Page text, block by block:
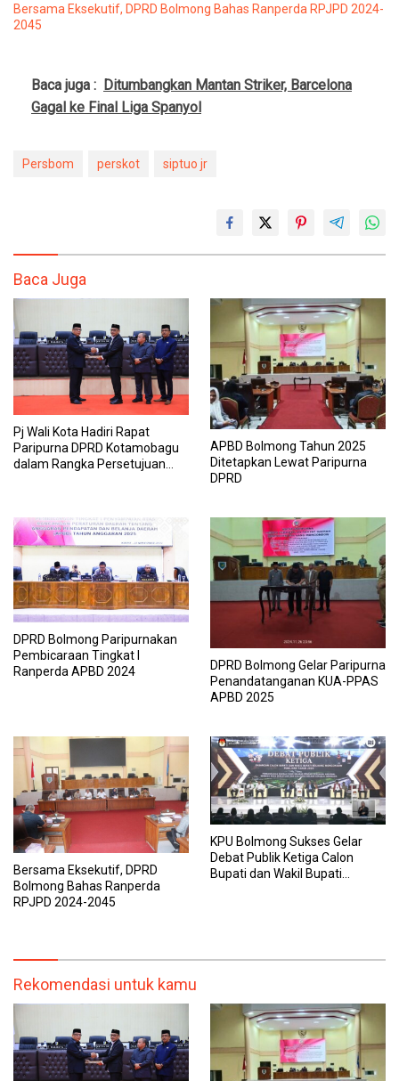
Bersama Eksekutif, DPRD Bolmong Bahas Ranperda RPJPD 2024-
2045
Baca juga : Ditumbangkan Mantan Striker, Barcelona
Gagal ke Final Liga Spanyol
Persbom perskot siptuo jr
Baca Juga
Pj Wali Kota Hadiri Rapat
Paripurna DPRD Kotamobagu
dalam Rangka Persetujuan
APBD Bolmong Tahun 2025
Ditetapkan Lewat Paripurna
DPRD
DPRD Bolmong Paripurnakan
Pembicaraan Tingkat I
Ranperda APBD 2024
DPRD Bolmong Gelar Paripurna
Penandatanganan KUA-PPAS
APBD 2025
Bersama Eksekutif, DPRD
Bolmong Bahas Ranperda
RPJPD 2024-2045
KPU Bolmong Sukses Gelar
Debat Publik Ketiga Calon
Bupati dan Wakil Bupati
Rekomendasi untuk kamu